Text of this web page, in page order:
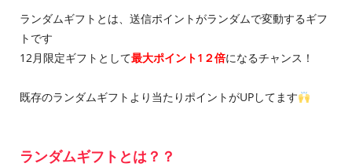
ランダムギフトとは、送信ポイントがランダムで変動するギフ
トです
12月限定ギフトとして最大ポイント1２倍になるチャンス！
既存のランダムギフトより当たりポイントがUPしてます
ランダムギフトとは？？